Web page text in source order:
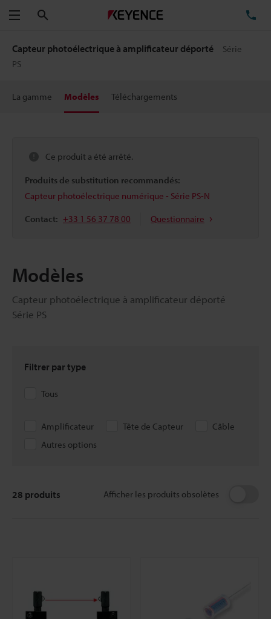
Menu
Capteur photoélectrique à amplificateur déporté
Série
PS
La gamme Modèles Téléchargements
Ce produit a été arrêté.
Produits de substitution recommandés:
Capteur photoélectrique numérique - Série PS-N
Contact: +33 1 56 37 78 00 Questionnaire
Modèles
Capteur photoélectrique à amplificateur déporté
Série PS
Filtrer par type
Tous
Amplificateur Tête de Capteur
Câble
Autres options
Afficher les produits obsolètes
28 produits